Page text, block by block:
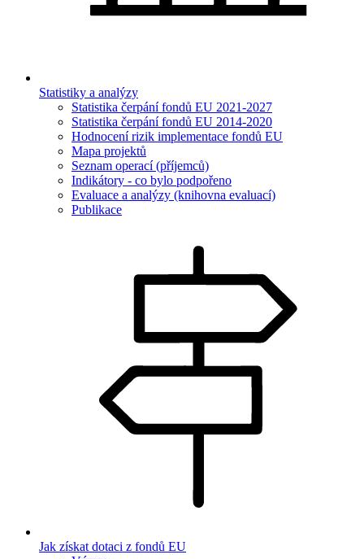
Statistiky a analýzy
Statistika čerpání fondů EU 2021-2027
Statistika čerpání fondů EU 2014-2020
Hodnocení rizik implementace fondů EU
Mapa projektů
Seznam operací (příjemců)
Indikátory - co bylo podpořeno
Evaluace a analýzy (knihovna evaluací)
Publikace
Jak získat dotaci z fondů EU